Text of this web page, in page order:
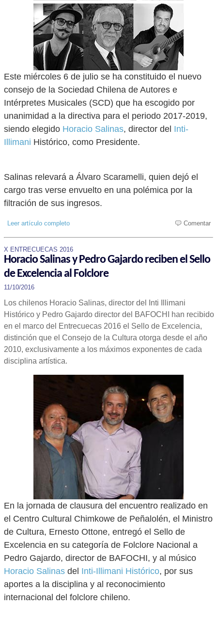
Este miércoles 6 de julio se ha constituido el nuevo
consejo de la Sociedad Chilena de Autores e
Intérpretes Musicales (SCD) que ha escogido por
unanimidad a la directiva para el periodo 2017-2019,
siendo elegido Horacio Salinas, director del Inti-
Illimani Histórico, como Presidente.
Salinas relevará a Álvaro Scaramelli, quien dejó el
cargo tras verse envuelto en una polémica por la
filtración de sus ingresos.
Leer artículo completo Comentar
X ENTRECUECAS 2016
Horacio Salinas y Pedro Gajardo reciben el Sello
de Excelencia al Folclore
11/10/2016
Los chilenos Horacio Salinas, director del Inti Illimani
Histórico y Pedro Gajardo director del BAFOCHI han recibido
en el marco del Entrecuecas 2016 el Sello de Excelencia,
distinción que el Consejo de la Cultura otorga desde el año
2010, exclusivamente a los máximos exponentes de cada
disciplina artística.
En la jornada de clausura del encuentro realizado en
el Centro Cultural Chimkowe de Peñalolén, el Ministro
de Cultura, Ernesto Ottone, entregó el Sello de
Excelencia en su categoría de Folclore Nacional a
Pedro Gajardo, director de BAFOCHI, y al músico
Horacio Salinas del Inti-Illimani Histórico, por sus
aportes a la disciplina y al reconocimiento
internacional del folclore chileno.